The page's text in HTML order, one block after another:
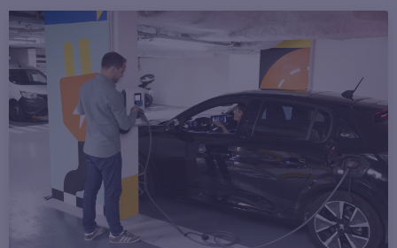
L’Avere-France
La mobilité électrique
Actualités
Baromètres
Espace presse